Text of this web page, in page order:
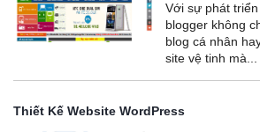
Với sự phát
blogger không
blog cá nhân
site vệ tinh mà...
Thiết Kế Website WordPress